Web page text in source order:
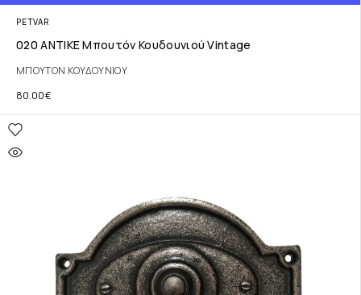
PETVAR
020 ΑΝΤΙΚΕ Μπουτόν Κουδουνιού Vintage
ΜΠΟΥΤΟΝ ΚΟΥΔΟΥΝΙΟΥ
80.00€